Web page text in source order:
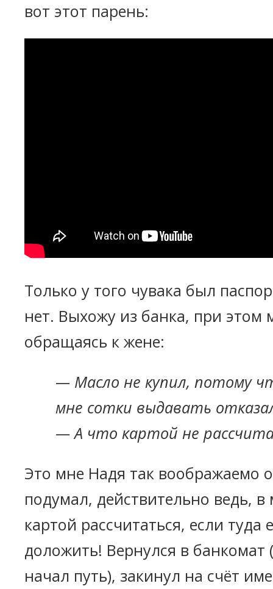
вот этот парень:
Только у того чувака был
нет. Выхожу из банка, при этом
обращаясь к жене:
— Масло не купил, потому
мне сотки выдавать
— А что картой не
Это мне Надя так воображаемо
подумал, действительно ведь,
картой рассчитаться, если туда
доложить! Вернулся в банкомат
начал путь), закинул на счёт